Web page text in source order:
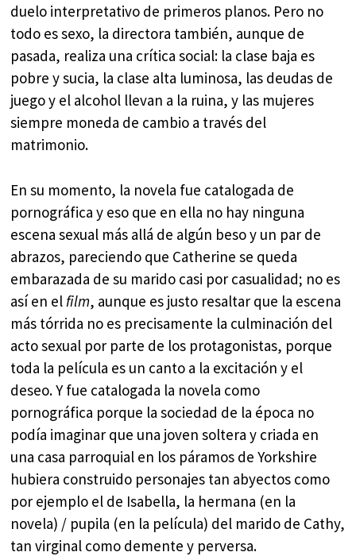
duelo interpretativo de primeros planos. Pero no
todo es sexo, la directora también, aunque de
pasada, realiza una crítica social: la clase baja es
pobre y sucia, la clase alta luminosa, las deudas de
juego y el alcohol llevan a la ruina, y las mujeres
siempre moneda de cambio a través del
matrimonio.
En su momento, la novela fue catalogada de
pornográfica y eso que en ella no hay ninguna
escena sexual más allá de algún beso y un par de
abrazos, pareciendo que Catherine se queda
embarazada de su marido casi por casualidad; no es
así en el film, aunque es justo resaltar que la escena
más tórrida no es precisamente la culminación del
acto sexual por parte de los protagonistas, porque
toda la película es un canto a la excitación y el
deseo. Y fue catalogada la novela como
pornográfica porque la sociedad de la época no
podía imaginar que una joven soltera y criada en
una casa parroquial en los páramos de Yorkshire
hubiera construido personajes tan abyectos como
por ejemplo el de Isabella, la hermana (en la
novela) / pupila (en la película) del marido de Cathy,
tan virginal como demente y perversa.